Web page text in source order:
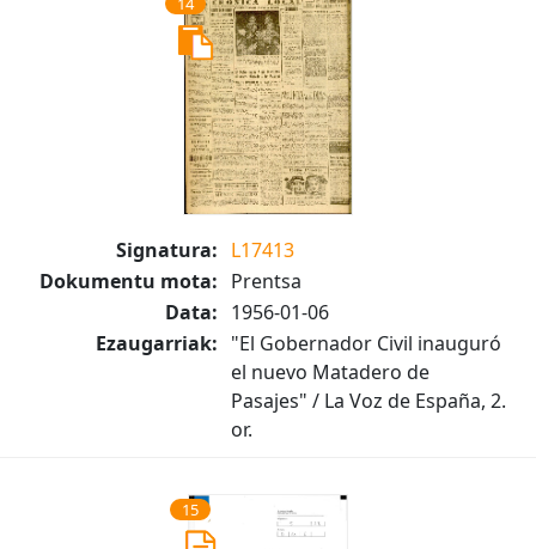
Signatura: L17413
Dokumentu mota: Prentsa
Data: 1956-01-06
Ezaugarriak: "El Gobernador Civil inauguró
el nuevo Matadero de
Pasajes" / La Voz de España, 2.
or.
15